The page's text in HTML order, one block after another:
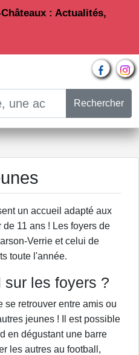
: Actualités,
Rechercher
un accueil adapté aux
11 ans ! Les foyers de
Verrie et celui de
toute l'année.
sur les foyers ?
se retrouver entre amis ou
jeunes ! Il est possible
en dégustant une barre
les autres au football,